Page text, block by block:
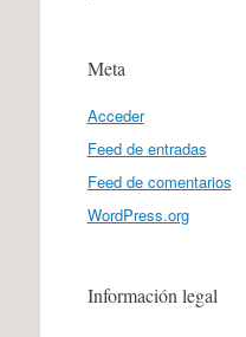
Meta
Acceder
Feed de entradas
Feed de comentarios
WordPress.org
Información legal